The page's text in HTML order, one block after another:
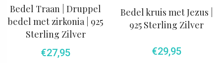
Bedel Traan | Druppel
bedel met zirkonia | 925
Sterling Zilver
€27,95
Bedel kruis met Jezus |
925 Sterling Zilver
€29,95